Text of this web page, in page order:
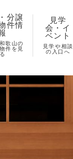
分譲
件情
歌山の
件を見
る
見学
会・イ
ベント
見学や相談
の入口へ